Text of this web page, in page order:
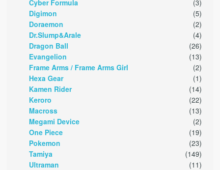
Cyber Formula
(3)
Digimon
(5)
Doraemon
(2)
Dr.Slump&Arale
(4)
Dragon Ball
(26)
Evangelion
(13)
Frame Arms / Frame Arms Girl
(2)
Hexa Gear
(1)
Kamen Rider
(14)
Keroro
(22)
Macross
(13)
Megami Device
(2)
One Piece
(19)
Pokemon
(23)
Tamiya
(149)
Ultraman
(11)